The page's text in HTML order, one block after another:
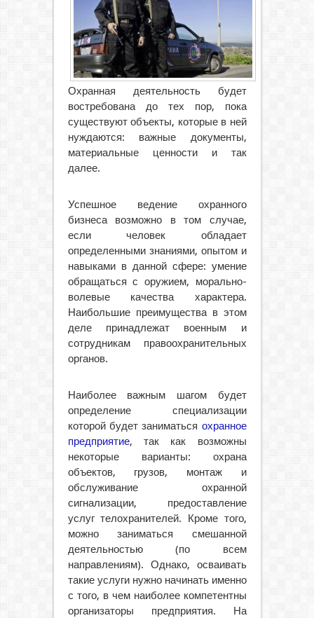
Охранная деятельность будет
востребована до тех пор, пока
существуют объекты, которые в ней
нуждаются: важные документы,
материальные ценности и так
далее.
Успешное ведение охранного
бизнеса возможно в том случае,
если человек обладает
определенными знаниями, опытом и
навыками в данной сфере: умение
обращаться с оружием, морально-
волевые качества характера.
Наибольшие преимущества в этом
деле принадлежат военным и
сотрудникам правоохранительных
органов.
Наиболее важным шагом будет
определение специализации
которой будет заниматься охранное
предприятие, так как возможны
некоторые варианты: охрана
объектов, грузов, монтаж и
обслуживание охранной
сигнализации, предоставление
услуг телохранителей. Кроме того,
можно заниматься смешанной
деятельностью (по всем
направлениям). Однако, осваивать
такие услуги нужно начинать именно
с того, в чем наиболее компетентны
организаторы предприятия. На